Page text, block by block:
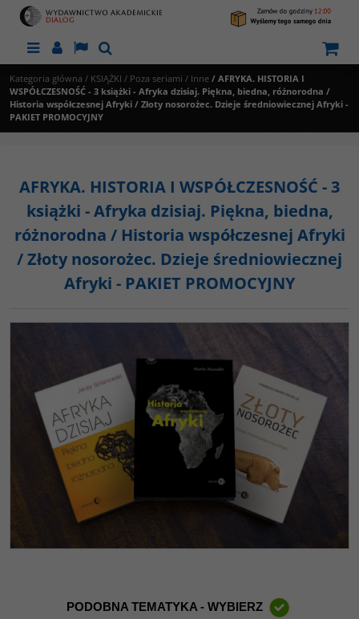
MenuPanelLangSzukaj
Kategoria główna / KSIĄŻKI / Poza seriami / Inne / AFRYKA. HISTORIA I
WSPÓŁCZESNOŚĆ - 3 książki - Afryka dzisiaj. Piękna, biedna, różnorodna /
Historia współczesnej Afryki / Złoty nosorożec. Dzieje średniowiecznej Afryki -
PAKIET PROMOCYJNY
AFRYKA. HISTORIA I WSPÓŁCZESNOŚĆ - 3
książki - Afryka dzisiaj. Piękna, biedna,
różnorodna / Historia współczesnej Afryki
/ Złoty nosorożec. Dzieje średniowiecznej
Afryki - PAKIET PROMOCYJNY
PODOBNA TEMATYKA - WYBIERZ